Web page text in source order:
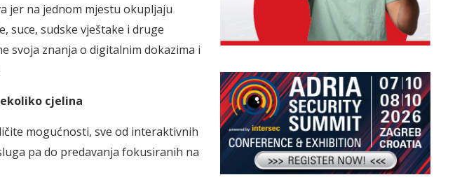
jer na jednom mjestu okupljaju
suce, sudske vještake i druge
svoja znanja o digitalnim dokazima i
cjelina
mogućnosti, sve od interaktivnih
pa do predavanja fokusiranih na